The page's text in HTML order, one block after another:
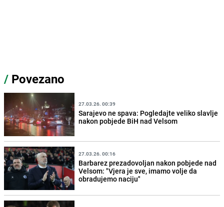
/ Povezano
27.03.26. 00:39
Sarajevo ne spava: Pogledajte veliko slavlje
nakon pobjede BiH nad Velsom
27.03.26. 00:16
Barbarez prezadovoljan nakon pobjede nad
Velsom: "Vjera je sve, imamo volje da
obradujemo naciju"